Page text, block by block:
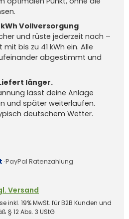
kWh Vollversorgung
und rüste jederzeit nach –
bis zu 41 kWh ein. Alle
abgestimmt und
länger.
lässt deine Anlage
und später weiterlaufen.
deutschem Wetter.
·PayPal Ratenzahlung
Versand
inkl. 19% MwSt. für B2B Kunden und
§ 12 Abs. 3 UStG